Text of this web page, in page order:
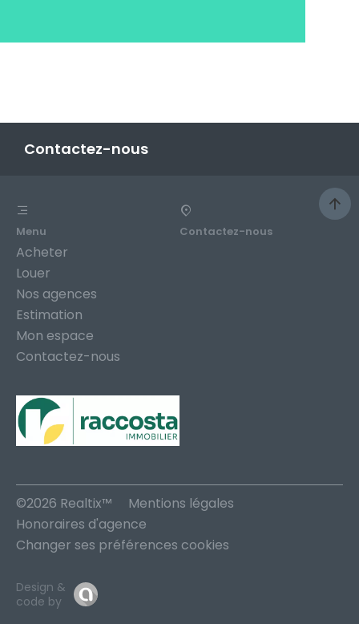
Contactez-nous
Menu
Acheter
Louer
Nos agences
Estimation
Mon espace
Contactez-nous
Contactez-nous
©2026 Realtix™
Mentions légales
Honoraires d'agence
Changer ses préférences cookies
Design &
code by